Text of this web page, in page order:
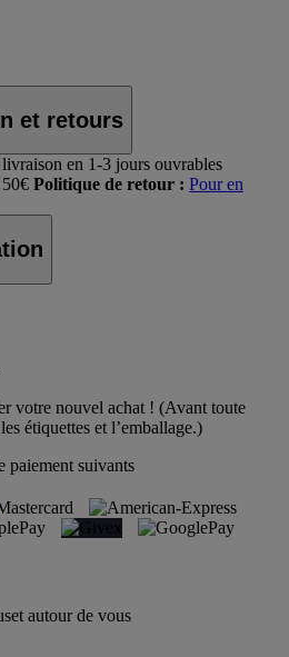
et retours
en 1-3 jours ouvrables
Politique de retour : Pour en
votre nouvel achat ! (Avant toute
étiquettes et l’emballage.)
paiement suivants
autour de vous